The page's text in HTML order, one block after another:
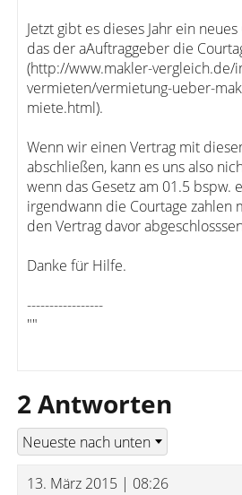
Jetzt gibt es dieses Jahr ein
das der aAuftraggeber die
(http://www.makler-vergleich.de/
vermieten/vermietung-ueber-
miete.html).
Wenn wir einen Vertrag mit
abschließen, kann es uns also
wenn das Gesetz am 01.5 bspw.
irgendwann die Courtage zahlen
den Vertrag davor
Danke für Hilfe.
-----------------
""
2 Antworten
13. März 2015 | 08:26